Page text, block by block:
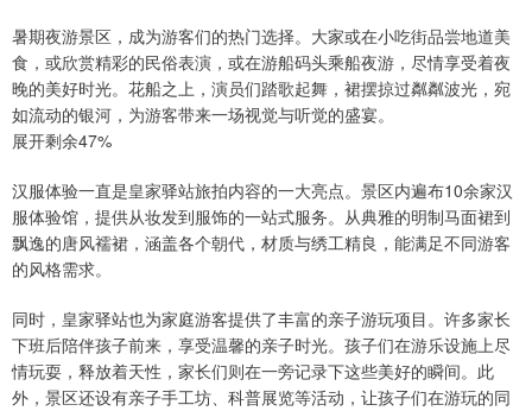
暑期夜游景区，成为游客们的热门选择。大家或在小吃街品尝地道美
食，或欣赏精彩的民俗表演，或在游船码头乘船夜游，尽情享受着夜
晚的美好时光。花船之上，演员们踏歌起舞，裙摆掠过粼粼波光，宛
如流动的银河，为游客带来一场视觉与听觉的盛宴。
展开剩余47%
汉服体验一直是皇家驿站旅拍内容的一大亮点。景区内遍布10余家汉
服体验馆，提供从妆发到服饰的一站式服务。从典雅的明制马面裙到
飘逸的唐风襦裙，涵盖各个朝代，材质与绣工精良，能满足不同游客
的风格需求。
同时，皇家驿站也为家庭游客提供了丰富的亲子游玩项目。许多家长
下班后陪伴孩子前来，享受温馨的亲子时光。孩子们在游乐设施上尽
情玩耍，释放着天性，家长们则在一旁记录下这些美好的瞬间。此
外，景区还设有亲子手工坊、科普展览等活动，让孩子们在游玩的同